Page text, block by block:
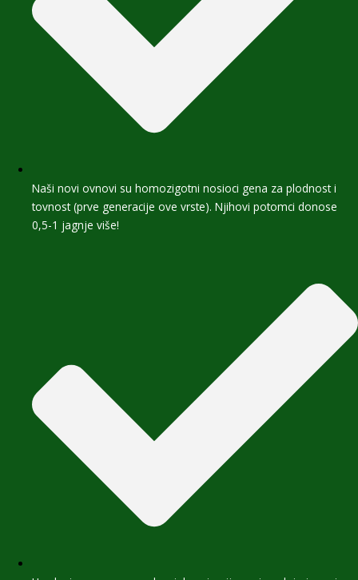
Naši novi ovnovi su homozigotni nosioci gena za plodnost i
tovnost (prve generacije ove vrste). Njihovi potomci donose
0,5-1 jagnje više!